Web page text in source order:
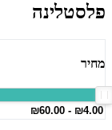
פלסטלינה
מחיר